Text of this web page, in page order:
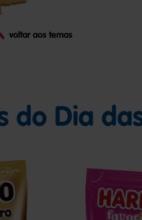
voltar aos temas
do Dia